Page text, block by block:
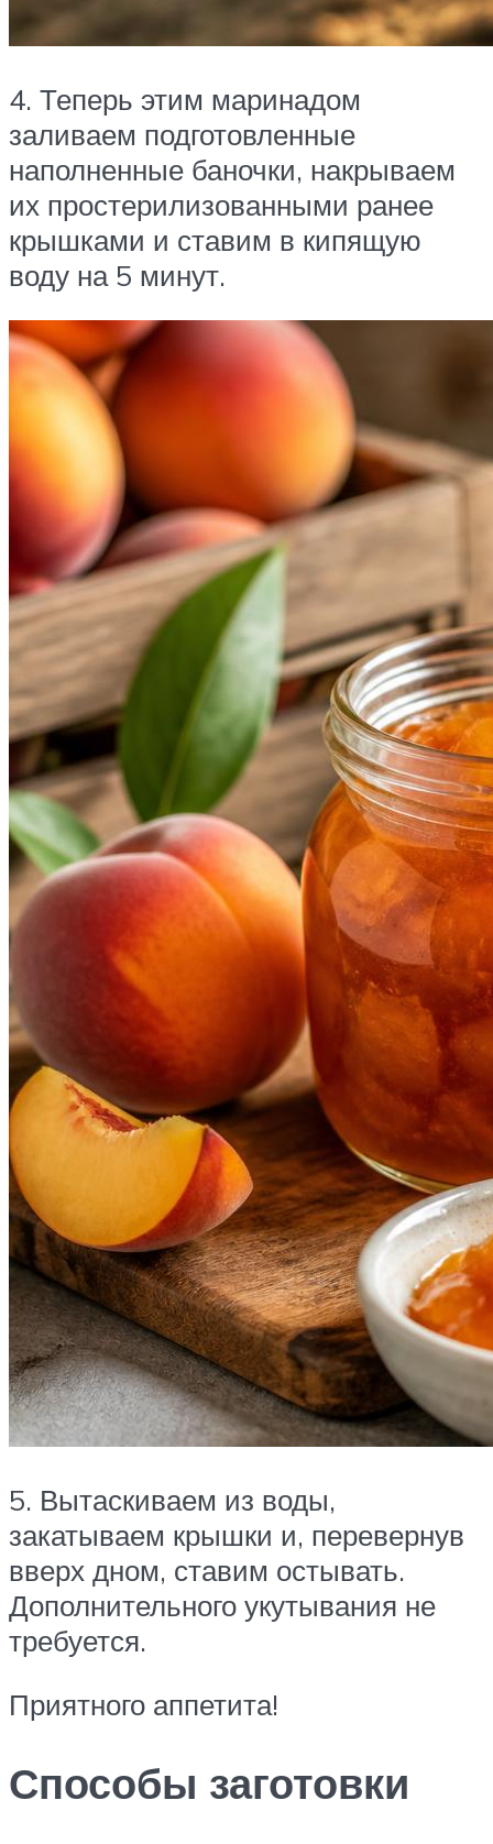
4. Теперь этим маринадом
заливаем подготовленные
наполненные баночки, накрываем
их простерилизованными ранее
крышками и ставим в кипящую
воду на 5 минут.
5. Вытаскиваем из воды,
закатываем крышки и, перевернув
вверх дном, ставим остывать.
Дополнительного укутывания не
требуется.
Приятного аппетита!
Способы заготовки